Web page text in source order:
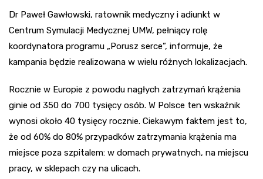
Dr Paweł Gawłowski, ratownik medyczny i adiunkt w
Centrum Symulacji Medycznej UMW, pełniący rolę
koordynatora programu „Porusz serce”, informuje, że
kampania będzie realizowana w wielu różnych lokalizacjach.
Rocznie w Europie z powodu nagłych zatrzymań krążenia
ginie od 350 do 700 tysięcy osób. W Polsce ten wskaźnik
wynosi około 40 tysięcy rocznie. Ciekawym faktem jest to,
że od 60% do 80% przypadków zatrzymania krążenia ma
miejsce poza szpitalem: w domach prywatnych, na miejscu
pracy, w sklepach czy na ulicach.